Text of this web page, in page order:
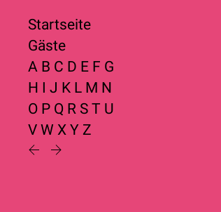
Startseite
Gäste
A B C D E F G
H I J K L M N
O P Q R S T U
V W X Y Z